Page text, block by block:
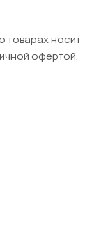
товарах носит
офертой.